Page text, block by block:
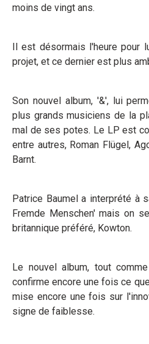
moins de vingt ans.
Il est désormais l'heure pour
projet, et ce dernier est plus
Son nouvel album, '&', lui
plus grands musiciens de la
mal de ses potes. Le LP est
entre autres, Roman Flügel,
Barnt.
Patrice Baumel a interprété à
Fremde Menschen' mais on
britannique préféré, Kowton.
Le nouvel album, tout
confirme encore une fois ce
mise encore une fois sur
signe de faiblesse.